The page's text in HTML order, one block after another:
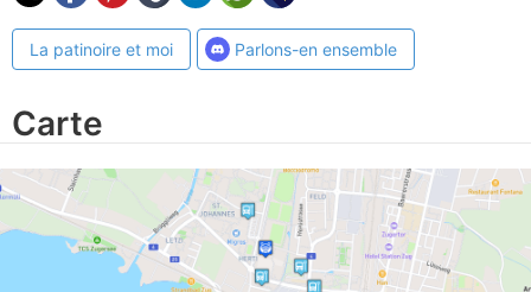
La patinoire et moi Parlons-en ensemble
Carte